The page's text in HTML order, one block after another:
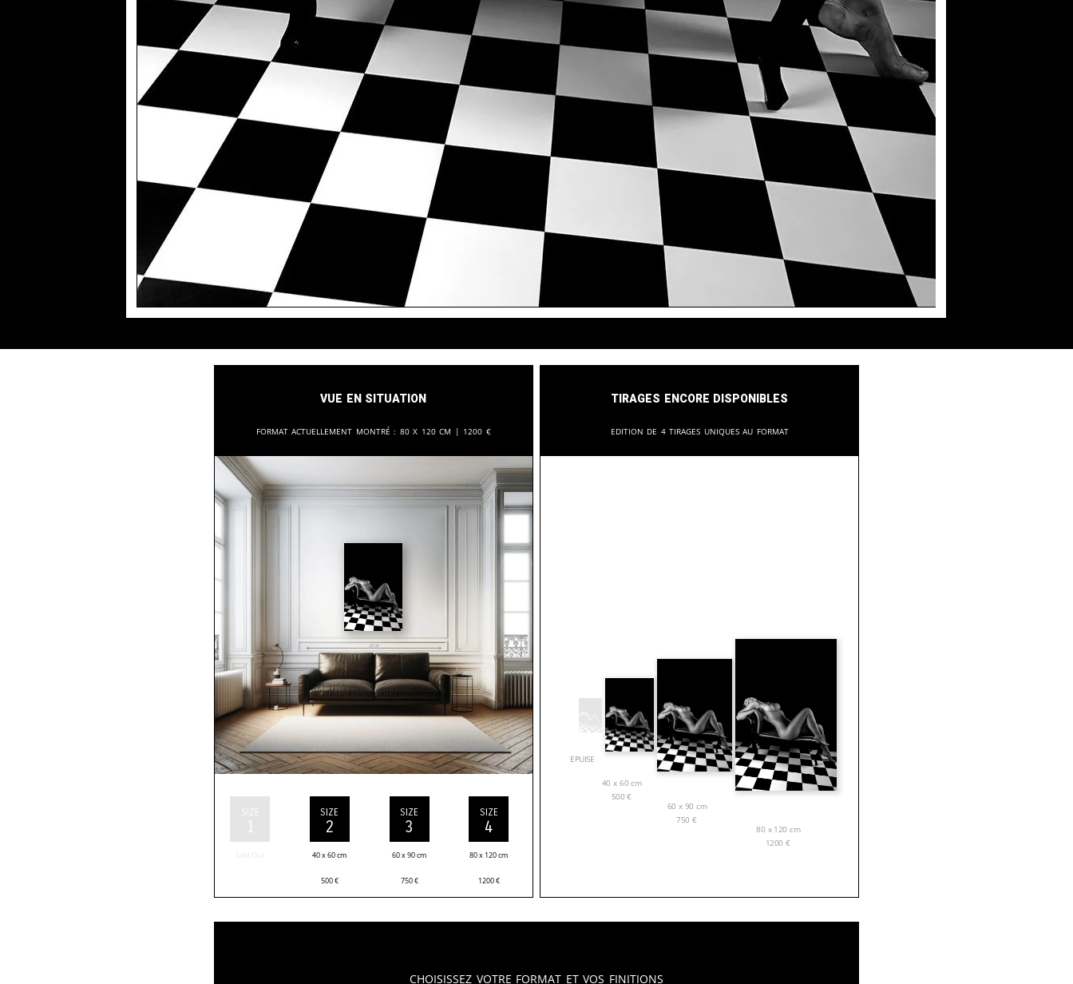
Vue en situation
Format actuellement montré : 80 x 120 cm | 1200 €
SIZE
1
SIZE
2
40 x 60 cm
500€
SIZE
3
60 x 90 cm
750€
SIZE
4
80 x 120 cm
1200€
Tirages encore disponibles
Edition de 4 tirages uniques au format
EPUISE
40 x 60 cm
500€
60 x 90 cm
750€
80 x 120 cm
1200€
Choisissez votre format et vos finitions